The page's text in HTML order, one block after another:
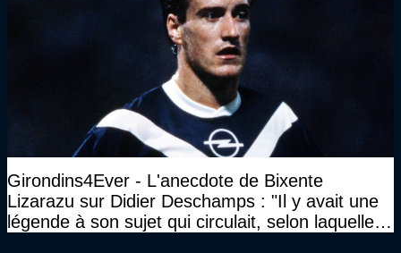
Girondins4Ever - L'anecdote de Bixente
Lizarazu sur Didier Deschamps : "Il y avait une
légende à son sujet qui circulait, selon laquelle il